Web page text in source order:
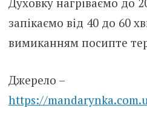
запікаємо від 40 до 60
вимиканням посипте
Джерело –
https://